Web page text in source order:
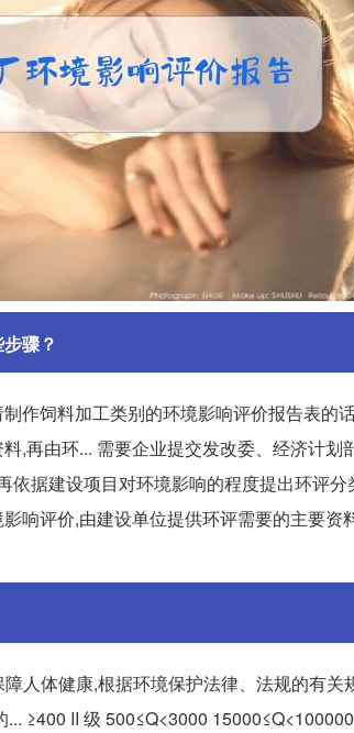
骤？
作饲料加工类别的环境影响评价报告表的
,再由环... 需要企业提交发改委、经济计
依据建设项目对环境影响的程度提出环评
响评价,由建设单位提供环评需要的主要
人体健康,根据环境保护法律、法规的有
≥400 II 级 500≤Q<3000